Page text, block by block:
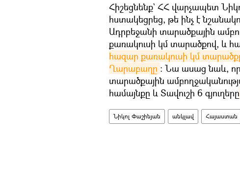
Հիշեցնենք` ՀՀ վարչապետ
հստակեցրեց, թե ինչ է
Ադրբեջանի տարածքային
քառակուսի կմ տարածքով, և
հազար քառակուսի կմ
Ղարաբաղը ։ Նա ասաց նաև,
տարածքային
համայնքը և Տավուշի 6 գյուղերը
Նիկոլ Փաշինյան անկլավ Հայաստան